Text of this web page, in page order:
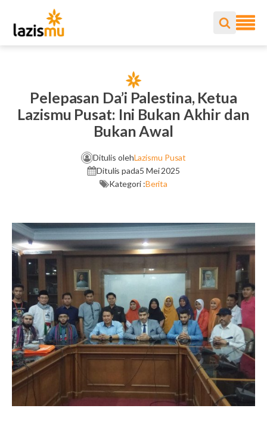
Pelepasan Da’i Palestina, Ketua
Lazismu Pusat: Ini Bukan Akhir dan
Bukan Awal
Ditulis olehLazismu Pusat
Ditulis pada5 Mei 2025
Kategori :Berita